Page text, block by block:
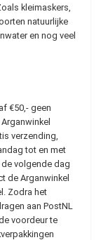
kleimaskers,
natuurlijke
en nog veel
€50,- geen
verzending,
tot en met
volgende dag
de Arganwinkel
Zodra het
aan PostNL
voordeur te